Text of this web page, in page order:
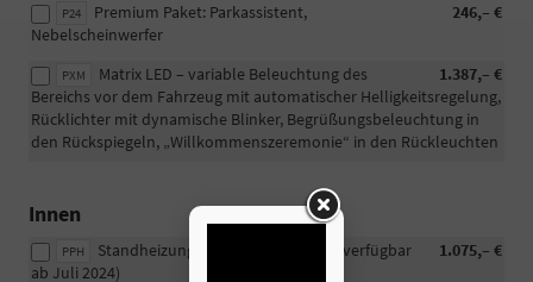
P24 246,– €
Premium Paket: Parkassistent,
Nebelscheinwerfer
PXM 1.387,– €
Matrix LED – variable Beleuchtung des
Bereichs vor dem Fahrzeug mit automatischer Helligkeitsregelung,
Rücklichter mit dynamische Blinker, Begrüßungsbeleuchtung in
den Rückspiegeln, „Willkommenszeremonie“ in den Rückleuchten
Innen
PPH 1.075,– €
Standheizung mit Fernbedienung (verfügbar
ab Juli 2024)